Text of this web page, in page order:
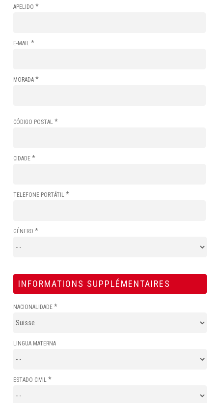
APELIDO *
E-MAIL *
MORADA *
CÓDIGO POSTAL *
CIDADE *
TELEFONE PORTÁTIL *
GÉNERO *
INFORMATIONS SUPPLÉMENTAIRES
NACIONALIDADE *
LINGUA MATERNA
ESTADO CIVIL *